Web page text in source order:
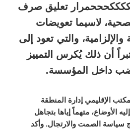
تعليق صرف
لاسيما تعويضات
والتي تعود إلى
أن ذلك يُكرس التمييز
داخل المؤسسة.
الإقليمي إدارة المنطقة
الأوضاع، متهماً إياها بتجاهل
سياسة الصمت والارتجال. وأكد